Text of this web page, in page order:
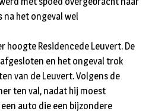
na het ongeval wel
hoogte Residencede Leuvert. De
en het ongeval trok
van de Leuvert. Volgens de
ten val, nadat hij moest
auto die een bijzondere